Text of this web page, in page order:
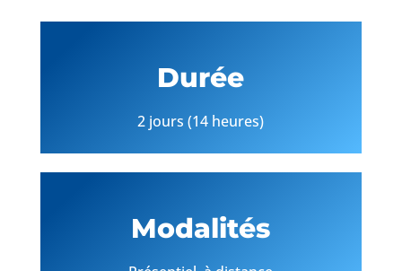
Durée
2 jours (14 heures)
Modalités